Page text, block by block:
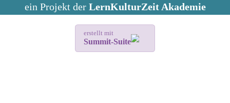
ein Projekt der LernKulturZeit Akademie
erstellt mit
Summit-Suite